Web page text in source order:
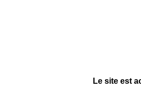
Le site est